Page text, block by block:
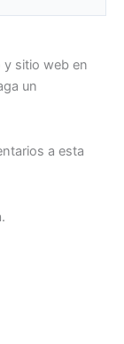
y sitio web en
un
a esta